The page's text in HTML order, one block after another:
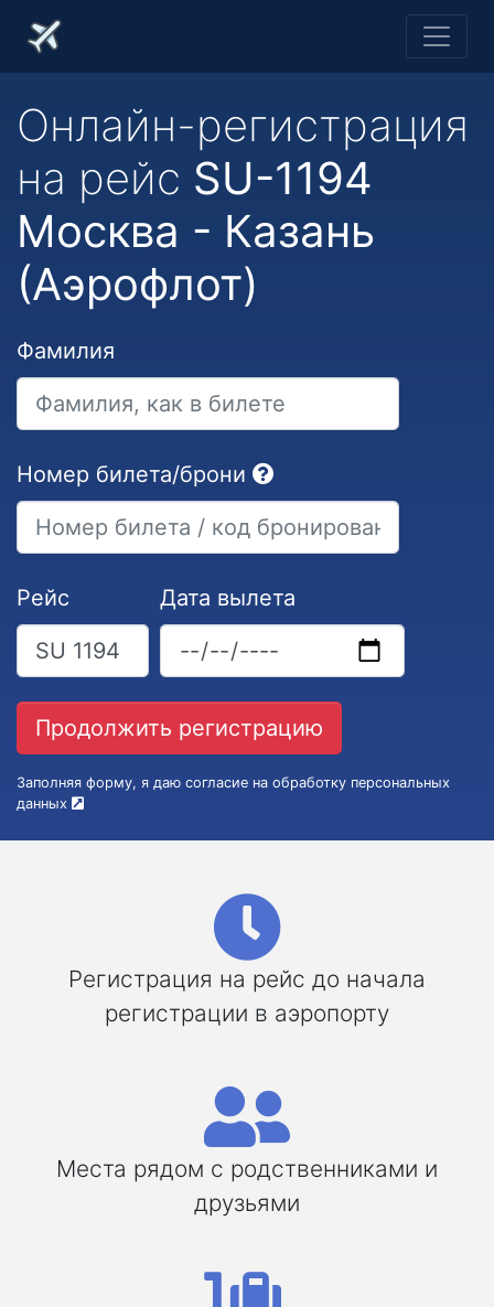
Онлайн-регистрация
на рейс SU-1194
Москва - Казань
(Аэрофлот)
Фамилия
Номер билета/брони
Рейс Дата вылета
Заполняя форму, я даю согласие на обработку персональных
данных
Регистрация на рейс до начала
регистрации в аэропорту
Места рядом с родственниками и
друзьями